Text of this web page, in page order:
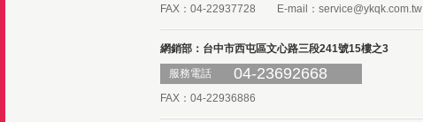
FAX：04-22937728 E-mail： service@ykqk.com.tw
網銷部：台中市西屯區文心路三段241號15樓之3
服務電話
04-23692668
FAX：04-22936886